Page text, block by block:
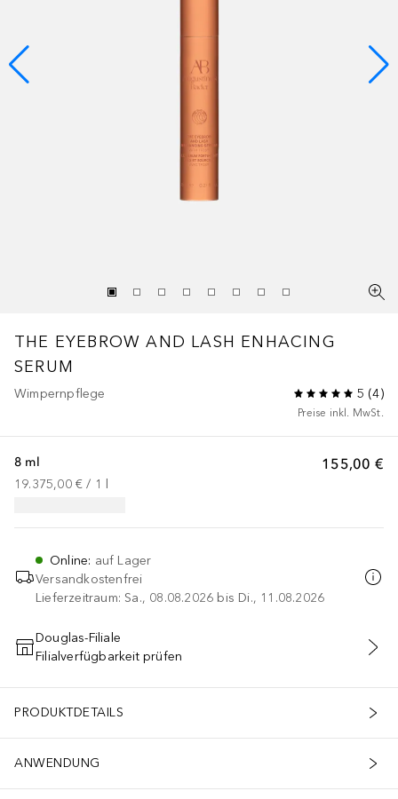
THE EYEBROW AND LASH ENHACING
SERUM
Wimpernpflege 5 (4)
Preise inkl. MwSt.
155,00 €
8 ml
19.375,00 € / 1
Online: auf Lager
Versandkostenfrei
Lieferzeitraum: Sa., 08.08.2026 bis Di., 11.08.2026
IN DEN WARENKORB
Douglas-Filiale
Filialverfügbarkeit prüfen
PRODUKTDETAILS
ANWENDUNG